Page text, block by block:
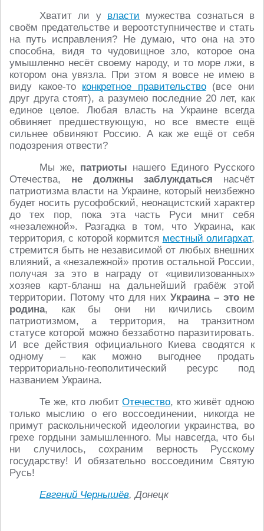
Хватит ли у власти мужества сознаться в
своём предательстве и вероотступничестве и стать
на путь исправления? Не думаю, что она на это
способна, видя то чудовищное зло, которое она
умышленно несёт своему народу, и то море лжи, в
котором она увязла. При этом я вовсе не имею в
виду какое-то конкретное правительство(все они
друг друга стоят), а разумею последние 20 лет, как
единое целое. Любая власть на Украине всегда
обвиняет предшествующую, но все вместе ещё
сильнее обвиняют Россию. А как же ещё от себя
подозрения отвести?
Мы же, патриоты нашего Единого Русского
Отечества, не должны заблуждаться насчёт
патриотизма власти на Украине, который неизбежно
будет носить русофобский, неонацистский характер
до тех пор, пока эта часть Руси мнит себя
«незалежной». Разгадка в том, что Украина, как
территория, с которой кормится местный олигархат,
стремится быть не независимой от любых внешних
влияний, а «незалежной» против остальной России,
получая за это в награду от «цивилизованных»
хозяев карт-бланш на дальнейший грабёж этой
территории. Потому что для них Украина – это не
родина, как бы они ни кичились своим
патриотизмом, а территория, на транзитном
статусе которой можно беззаботно паразитировать.
И все действия официального Киева сводятся к
одному – как можно выгоднее продать
территориально-геополитический ресурс под
названием Украина.
Те же, кто любитОтечество, кто живёт одною
только мыслию о его воссоединении, никогда не
примут раскольнической идеологии украинства, во
грехе гордыни замышленного. Мы навсегда, что бы
ни случилось, сохраним верность Русскому
государству! И обязательно воссоединим Святую
Русь!
Евгений Чернышёв, Донецк